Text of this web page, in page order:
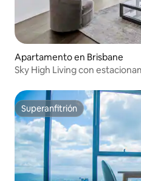
Apartamento en Brisbane
Sky High Living con
Superanfitrión
Superanfitrión